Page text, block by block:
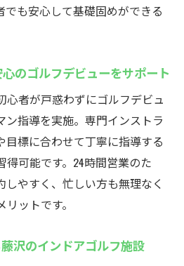
対応で効率的なスキルアップ
安心して通えるポイント
練習場でスキルアップ
スクールで効率的なスキル
える藤沢のゴルフ練習場
続けられる通い放題プラン
スンで上達するポイントを
でも安心して基礎固めができる
のゴルフデビューをサポート
心者が戸惑わずにゴルフデビュ
ン指導を実施。専門インストラ
目標に合わせて丁寧に指導する
得可能です。24時間営業のた
しやすく、忙しい方も無理なく
ットです。
沢のインドアゴルフ施設